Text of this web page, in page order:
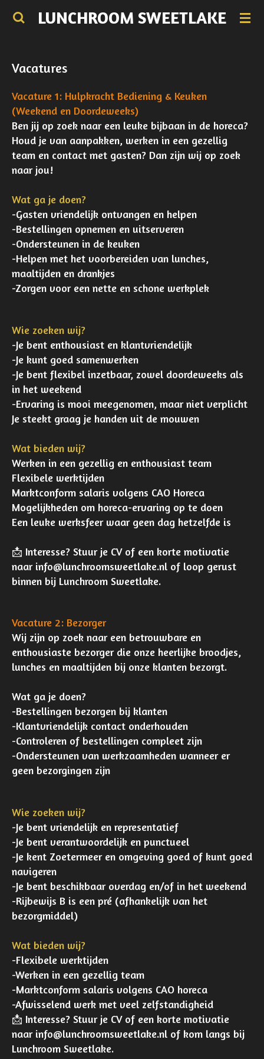
Ga
de
LUNCHROOM SWEETLAKE
Vacatures
Vacature 1: Hulpkracht Bediening & Keuken
(Weekend en Doordeweeks)
Ben jij op zoek naar een leuke bijbaan in de horeca?
Houd je van aanpakken, werken in een gezellig
team en contact met gasten? Dan zijn wij op zoek
naar jou!
Wat ga je doen?
-Gasten vriendelijk ontvangen en helpen
-Bestellingen opnemen en uitserveren
-Ondersteunen in de keuken
-Helpen met het voorbereiden van lunches,
maaltijden en drankjes
-Zorgen voor een nette en schone werkplek
Wie zoeken wij?
-Je bent enthousiast en klantvriendelijk
-Je kunt goed samenwerken
-Je bent flexibel inzetbaar, zowel doordeweeks als
in het weekend
-Ervaring is mooi meegenomen, maar niet verplicht
Je steekt graag je handen uit de mouwen
Wat bieden wij?
Werken in een gezellig en enthousiast team
Flexibele werktijden
Marktconform salaris volgens CAO Horeca
Mogelijkheden om horeca-ervaring op te doen
Een leuke werksfeer waar geen dag hetzelfde is
📩 Interesse? Stuur je CV of een korte motivatie
naar info@lunchroomsweetlake.nl of loop gerust
binnen bij Lunchroom Sweetlake.
Vacature 2: Bezorger
Wij zijn op zoek naar een betrouwbare en
enthousiaste bezorger die onze heerlijke broodjes,
lunches en maaltijden bij onze klanten bezorgt.
Wat ga je doen?
-Bestellingen bezorgen bij klanten
-Klantvriendelijk contact onderhouden
-Controleren of bestellingen compleet zijn
-Ondersteunen van werkzaamheden wanneer er
geen bezorgingen zijn
Wie zoeken wij?
-Je bent vriendelijk en representatief
-Je bent verantwoordelijk en punctueel
-Je kent Zoetermeer en omgeving goed of kunt goed
navigeren
-Je bent beschikbaar overdag en/of in het weekend
-Rijbewijs B is een pré (afhankelijk van het
bezorgmiddel)
Wat bieden wij?
-Flexibele werktijden
-Werken in een gezellig team
-Marktconform salaris volgens CAO horeca
-Afwisselend werk met veel zelfstandigheid
📩 Interesse? Stuur je CV of een korte motivatie
naar info@lunchroomsweetlake.nl of kom langs bij
Lunchroom Sweetlake.